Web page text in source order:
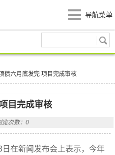
导航菜单
债六月底发完 项目完成审核
目完成审核
览次数：0
在新闻发布会上表示，今年